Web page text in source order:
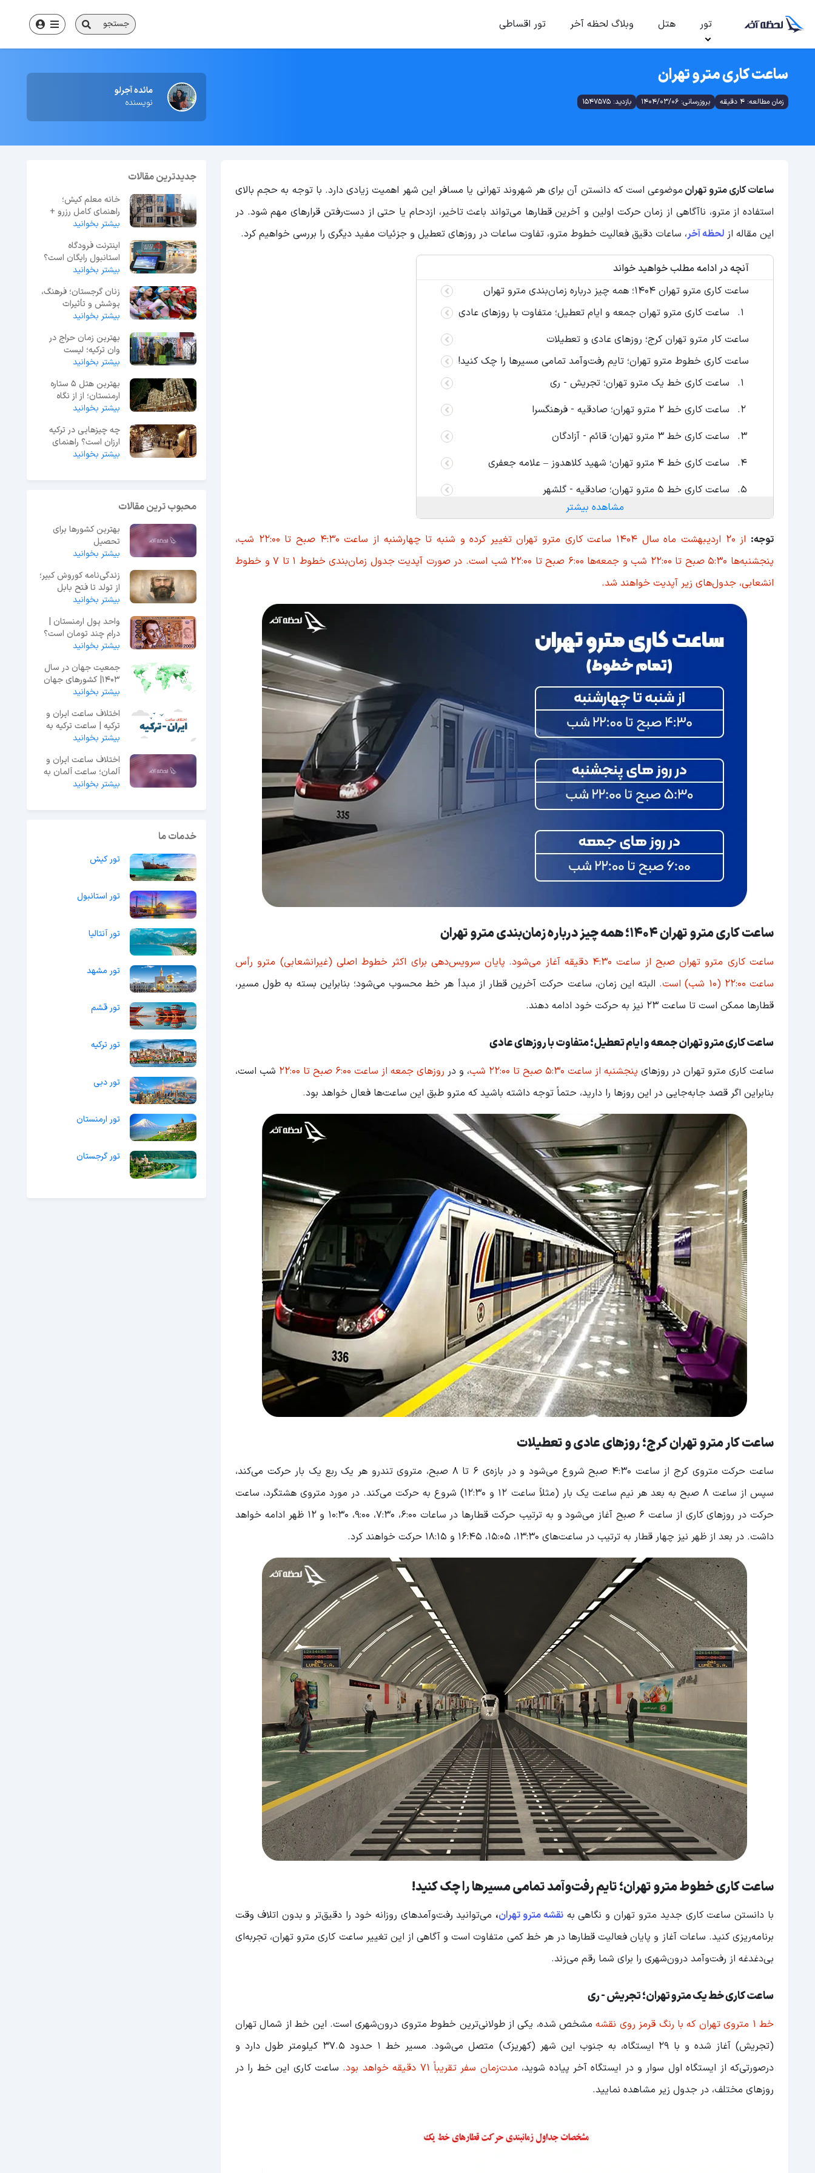
تور هتل وبلاگ لحظه آخر تور اقساطی جستجو
ساعت کاری مترو تهران
زمان مطالعه: 4 دقیقه بروزرسانی: 1404/03/06 بازدید: 1547575
مائده آجرلو
نویسنده
ساعات کاری مترو تهران موضوعی است که دانستن آن برای هر شهروند تهرانی یا مسافر این شهر اهمیت زیادی دارد. با توجه به حجم بالای
استفاده از مترو، ناآگاهی از زمان حرکت اولین و آخرین قطارها می‌تواند باعث تاخیر، ازدحام یا حتی از دست‌رفتن قرارهای مهم شود. در
این مقاله از لحظه آخر، ساعات دقیق فعالیت خطوط مترو، تفاوت ساعات در روزهای تعطیل و جزئیات مفید دیگری را بررسی خواهیم کرد.
آنچه در ادامه مطلب خواهید خواند
ساعت کاری مترو تهران 1404؛ همه چیز درباره زمان‌بندی مترو تهران
ساعت کاری مترو تهران جمعه و ایام تعطیل؛ متفاوت با روزهای عادی
ساعت کار مترو تهران کرج؛ روزهای عادی و تعطیلات
ساعت کاری خطوط مترو تهران؛ تایم رفت‌وآمد تمامی مسیرها را چک کنید!
ساعت کاری خط یک مترو تهران؛ تجریش - ری
ساعت کاری خط 2 مترو تهران؛ صادقیه - فرهنگسرا
ساعت کاری خط 3 مترو تهران؛ قائم - آزادگان
ساعت کاری خط 4 مترو تهران؛ شهید کلاهدوز – علامه جعفری
ساعت کاری خط ۵ مترو تهران؛ صادقیه - گلشهر
ساعت کاری خط 6 مترو تهران؛ دولت آباد – شهید آرمان علی وردی
ساعت کاری خط 7 مترو تهران؛ بسیج – میدان کتاب
ساعت کاری خط انشعابی هشتگرد؛ قاسم سلیمانی - گلشهر
مشاهده بیشتر
توجه:
از 20 اردیبهشت ماه سال 1404 ساعت کاری مترو تهران تغییر کرده و شنبه تا چهارشنبه از ساعت 4:30 صبح تا 22:00 شب،
پنجشنبه‌ها 5:30 صبح تا 22:00 شب و جمعه‌ها 6:00 صبح تا 22:00 شب است. در صورت آپدیت جدول زمان‌بندی خطوط 1 تا 7 و خطوط
انشعابی، جدول‌های زیر آپدیت خواهند شد.
ساعت کاری مترو تهران 1404؛ همه چیز درباره زمان‌بندی مترو تهران
ساعت کاری مترو تهران صبح از ساعت 4:30 دقیقه آغاز می‌شود.
پایان سرویس‌دهی برای اکثر خطوط اصلی (غیرانشعابی) مترو رأس
ساعت ۲۲:۰۰ (۱۰ شب) است.
البته این زمان، ساعت حرکت آخرین قطار از مبدأ هر خط محسوب می‌شود؛ بنابراین بسته به طول مسیر،
قطارها ممکن است تا ساعت ۲۳ نیز به حرکت خود ادامه دهند.
ساعت کاری مترو تهران جمعه و ایام تعطیل؛ متفاوت با روزهای عادی
ساعت کاری مترو تهران در روزهای پنجشنبه از ساعت 5:30 صبح تا 22:00 شب ، و در روزهای جمعه از ساعت 6:00 صبح تا 22:00
شب است،
بنابراین اگر قصد جابه‌جایی در این روزها را دارید، حتماً توجه داشته باشید که مترو طبق این ساعت‌ها فعال خواهد بود.
ساعت کار مترو تهران کرج؛ روزهای عادی و تعطیلات
ساعت حرکت متروی کرج از ساعت ۴:۳۰ صبح شروع می‌شود و در بازه‌ی ۶ تا ۸ صبح، متروی تندرو هر یک ربع یک بار حرکت می‌کند،
سپس از ساعت ۸ صبح به بعد هر نیم ساعت یک بار (مثلاً ساعت ۱۲ و ۱۲:۳۰) شروع به حرکت می‌کند. در مورد متروی هشتگرد، ساعت
حرکت در روزهای کاری از ساعت ۶ صبح آغاز می‌شود و به ترتیب حرکت قطارها در ساعات ۶:۰۰، ۷:۳۰، ۹:۰۰، ۱۰:۳۰ و ۱۲ ظهر ادامه خواهد
داشت. در بعد از ظهر نیز چهار قطار به ترتیب در ساعت‌های ۱۳:۳۰، ۱۵:۰۵، ۱۶:۴۵ و ۱۸:۱۵ حرکت خواهند کرد.
ساعت کاری خطوط مترو تهران؛ تایم رفت‌وآمد تمامی مسیرها را چک کنید!
با دانستن ساعت کاری جدید مترو تهران و نگاهی بهنقشه مترو تهران، می‌توانید رفت‌وآمدهای روزانه خود را دقیق‌تر و بدون اتلاف وقت
برنامه‌ریزی کنید. ساعات آغاز و پایان فعالیت قطارها در هر خط کمی متفاوت است و آگاهی از این تغییر ساعت کاری مترو تهران، تجربه‌ای
بی‌دغدغه از رفت‌وآمد درون‌شهری را برای شما رقم می‌زند.
ساعت کاری خط یک مترو تهران؛ تجریش - ری
خط 1 متروی تهران که با رنگ قرمز روی نقشه
مشخص شده، یکی از طولانی‌ترین خطوط متروی درون‌شهری است. این خط از شمال تهران
(تجریش) آغاز شده و با ۲۹ ایستگاه، به جنوب این شهر (کهریزک) متصل می‌شود. مسیر خط 1 حدود ۳۷.۵ کیلومتر طول دارد و
درصورتی‌که از ایستگاه اول سوار و در ایستگاه آخر پیاده شوید، مدت‌زمان سفر تقریباً ۷۱ دقیقه خواهد بود.
ساعت کاری این خط را در
روزهای مختلف، در جدول زیر مشاهده نمایید.
جدیدترین مقالات
خانه معلم کیش؛
راهنمای کامل رزرو +
آدرس و شماره تماس
بیشتر بخوانید
اینترنت فرودگاه
استانبول رایگان است؟
راهنمای گام‌به‌گام
بیشتر بخوانید
زنان گرجستان؛ فرهنگ،
پوشش و تأثیرات
اجتماعی
بیشتر بخوانید
بهترین زمان حراج در
وان ترکیه؛ لیست
حراجی‌های 2025
بیشتر بخوانید
بهترین هتل 5 ستاره
ارمنستان؛ از از نگاه
مسافران ایرانی
بیشتر بخوانید
چه چیزهایی در ترکیه
ارزان است؟ راهنمای
خرید ارزان در ترکیه
بیشتر بخوانید
محبوب ترین مقالات
بهترین کشورها برای
تحصیل
بیشتر بخوانید
زندگی‌نامه کوروش کبیر؛
از تولد تا فتح بابل
بیشتر بخوانید
واحد پول ارمنستان |
درام چند تومان است؟
بیشتر بخوانید
جمعیت جهان در سال
1403| کشورهای جهان
به ترتیب بیشترین
بیشتر بخوانید
اختلاف ساعت ایران و
ترکیه | ساعت ترکیه به
وقت ایران
بیشتر بخوانید
اختلاف ساعت ایران و
آلمان؛ ساعت آلمان به
وقت ایران
بیشتر بخوانید
خدمات ما
تور کیش
تور استانبول
تور آنتالیا
تور مشهد
تور قشم
تور ترکیه
تور دبی
تور ارمنستان
تور گرجستان